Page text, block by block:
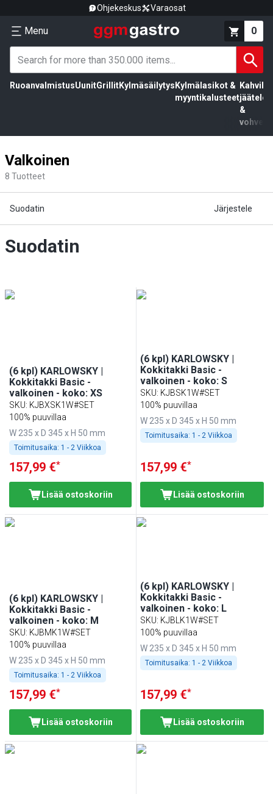
Ohjekeskus Varaosat
Menu 0
RuoanvalmistusUunitGrillitKylmäsäilytys Kylmälasikot &
myyntikalusteet
Kahvila,
jäätelö
&
vohvelit
Valkoinen
8 Tuotteet
Suodatin Järjestele
Suodatin
(6 kpl) KARLOWSKY |
Kokkitakki Basic -
valkoinen - koko: XS
SKU: KJBXSK1W#SET
100% puuvillaa
W 235 x D 345 x H 50 mm
Toimitusaika: 1 - 2 Viikkoa
157,99 €*
Lisää ostoskoriin
(6 kpl) KARLOWSKY |
Kokkitakki Basic -
valkoinen - koko: S
SKU: KJBSK1W#SET
100% puuvillaa
W 235 x D 345 x H 50 mm
Toimitusaika: 1 - 2 Viikkoa
157,99 €*
Lisää ostoskoriin
(6 kpl) KARLOWSKY |
Kokkitakki Basic -
valkoinen - koko: M
SKU: KJBMK1W#SET
100% puuvillaa
W 235 x D 345 x H 50 mm
Toimitusaika: 1 - 2 Viikkoa
157,99 €*
Lisää ostoskoriin
(6 kpl) KARLOWSKY |
Kokkitakki Basic -
valkoinen - koko: L
SKU: KJBLK1W#SET
100% puuvillaa
W 235 x D 345 x H 50 mm
Toimitusaika: 1 - 2 Viikkoa
157,99 €*
Lisää ostoskoriin